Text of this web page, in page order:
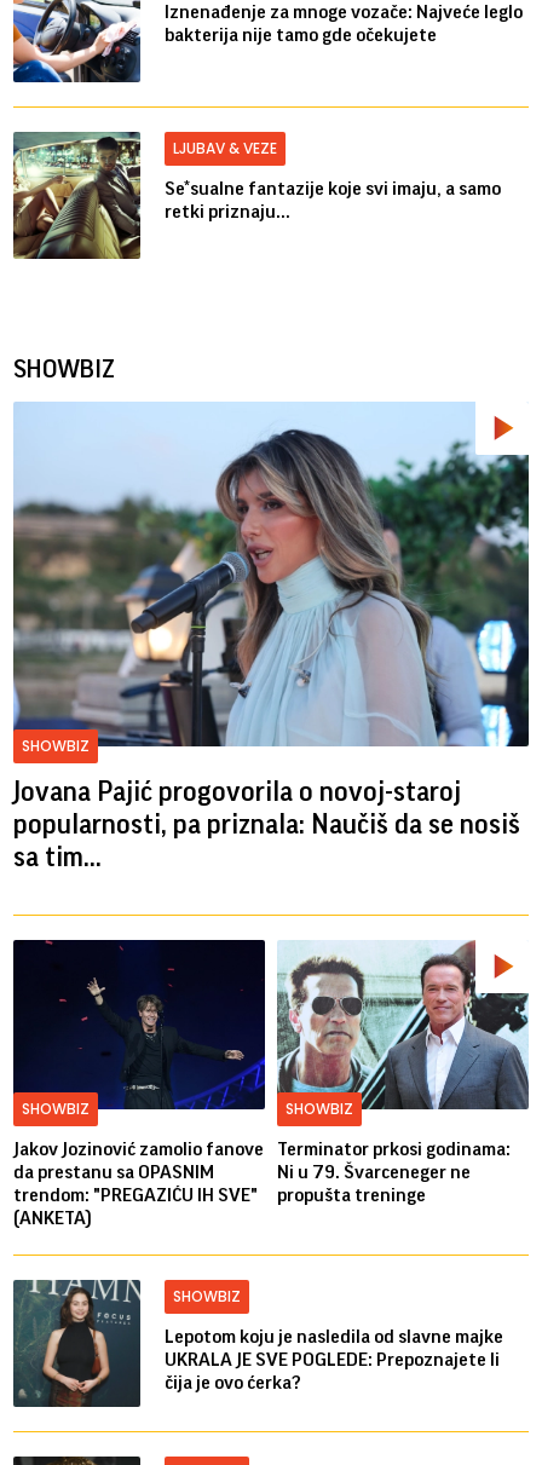
Iznenađenje za mnoge vozače: Najveće leglo
bakterija nije tamo gde očekujete
LJUBAV & VEZE
Se*sualne fantazije koje svi imaju, a samo
retki priznaju...
SHOWBIZ
SHOWBIZ
Jovana Pajić progovorila o novoj-staroj
popularnosti, pa priznala: Naučiš da se nosiš
sa tim...
SHOWBIZ
Jakov Jozinović zamolio fanove
da prestanu sa OPASNIM
trendom: "PREGAZIĆU IH SVE"
(ANKETA)
SHOWBIZ
Terminator prkosi godinama:
Ni u 79. Švarceneger ne
propušta treninge
SHOWBIZ
Lepotom koju je nasledila od slavne majke
UKRALA JE SVE POGLEDE: Prepoznajete li
čija je ovo ćerka?